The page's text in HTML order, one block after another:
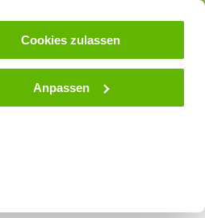
Cookies zulassen
Anpassen
SALE